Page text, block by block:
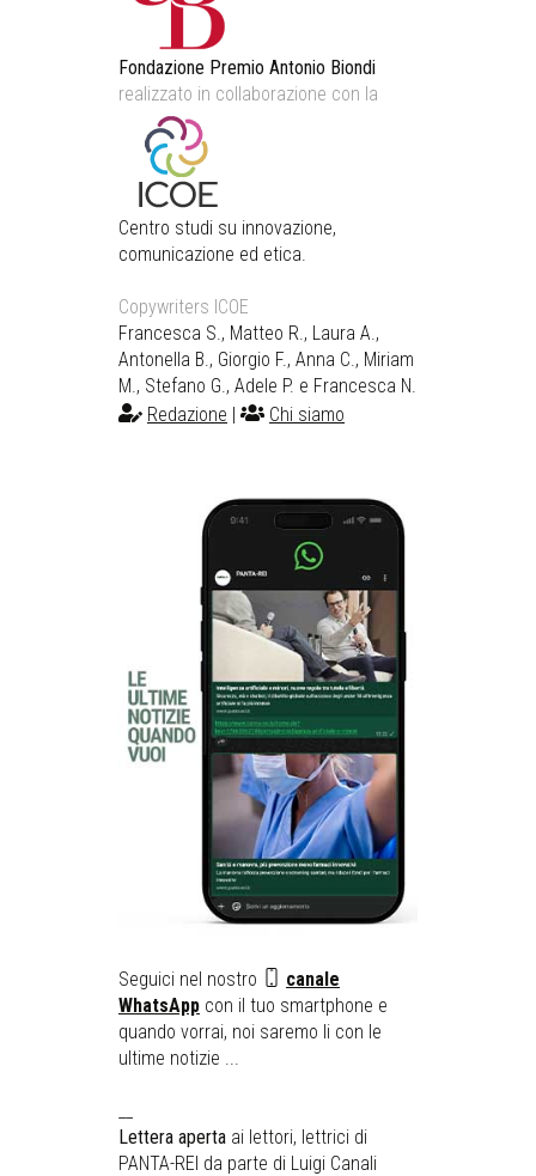
Fondazione Premio Antonio Biondi
realizzato in collaborazione con la
Centro studi su innovazione,
comunicazione ed etica.
Copywriters ICOE
Francesca S., Matteo R., Laura A.,
Antonella B., Giorgio F., Anna C., Miriam
M., Stefano G., Adele P. e Francesca N.
Redazione
Chi siamo
Seguici nel nostro
canale
WhatsApp con il tuo smartphone e
quando vorrai, noi saremo li con le
ultime notizie ...
Lettera aperta ai lettori, lettrici di
PANTA-REI da parte di Luigi Canali